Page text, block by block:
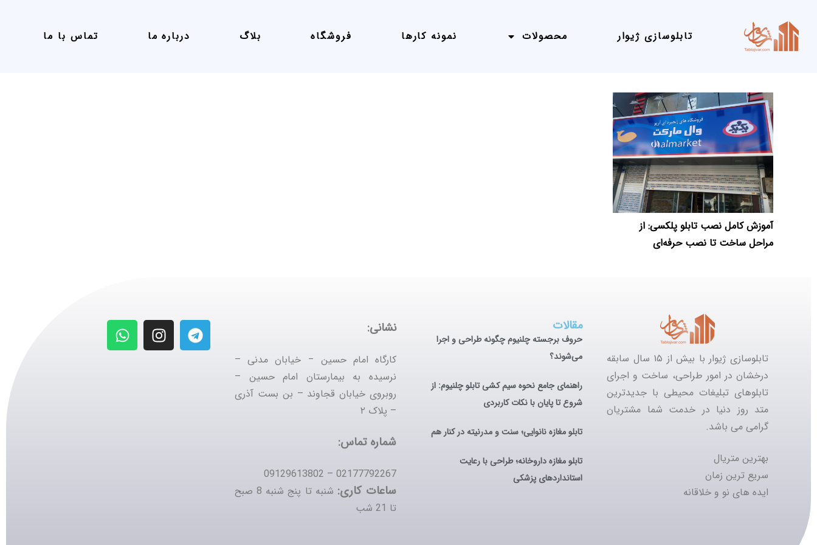
تابلوسازی ژیوار محصولات نمونه کارها فروشگاه بلاگ درباره ما تماس با ما
آموزش کامل نصب تابلو پلکسی: از
مراحل ساخت تا نصب حرفه‌ای
تابلوسازی ژیوار با بیش از ۱۵ سال سابقه
درخشان در امور طراحی، ساخت و اجرای
تابلوهای تبلیغات محیطی با جدیدترین
متد روز دنیا در خدمت شما مشتریان
گرامی می باشد.
بهترین متریال
سریع ترین زمان
ایده های نو و خلاقانه
مقالات
حروف برجسته چلنیوم چگونه طراحی و اجرا
می‌شوند؟
راهنمای جامع نحوه سیم کشی تابلو چلنیوم: از
شروع تا پایان با نکات کاربردی
تابلو مغازه نانوایی؛ سنت و مدرنیته در کنار هم
تابلو مغازه داروخانه؛ طراحی با رعایت
استانداردهای پزشکی
نشانی:
کارگاه ‌امام حسین – خیابان مدنی –
نرسیده به بیمارستان امام حسین –
روبروی خیابان قجاوند – بن بست آذری
– پلاک ۲
شماره تماس:
02177792267 – 09129613802
ساعات کاری:
شنبه تا پنج شنبه 8 صبح
تا 21 شب